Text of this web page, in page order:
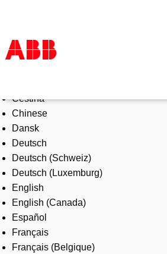
Products & Solutions
Industries
Services
About us
Where to buy
Contact us
Careers
Čeština
Chinese
Dansk
Deutsch
Deutsch (Schweiz)
Deutsch (Luxemburg)
English
English (Canada)
Español
Français
Français (Belgique)